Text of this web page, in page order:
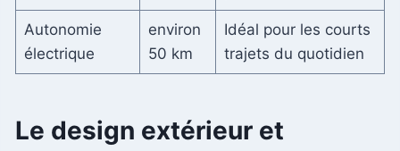
Autonomie
électrique
environ
50 km
Idéal pour les courts
trajets du quotidien
Le design extérieur et